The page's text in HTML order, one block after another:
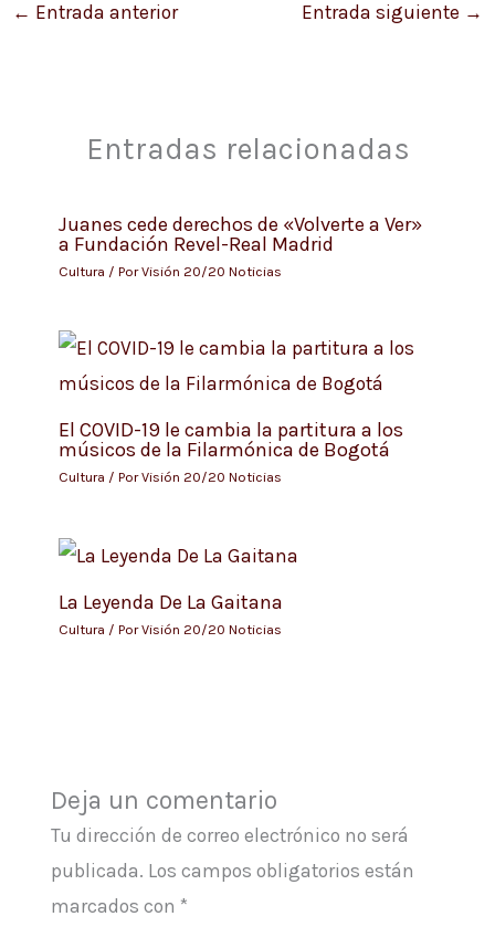
← Entrada anterior Entrada siguiente →
Entradas relacionadas
Juanes cede derechos de «Volverte a Ver»
a Fundación Revel-Real Madrid
Cultura / PorVisión 20/20 Noticias
El COVID-19 le cambia la partitura a los
músicos de la Filarmónica de Bogotá
Cultura / PorVisión 20/20 Noticias
La Leyenda De La Gaitana
Cultura / PorVisión 20/20 Noticias
Deja un comentario
Tu dirección de correo electrónico no será
publicada. Los campos obligatorios están
marcados con *